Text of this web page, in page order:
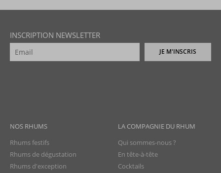
INSCRIPTION NEWSLETTER
JE M'INSCRIS
NOS RHUMS
Rhums festifs
Rhums de dégustation
Rhums d'exception
LA COMPAGNIE DU RHUM
Qui sommes-nous ?
En tête-à-tête
Cocktails